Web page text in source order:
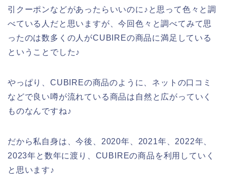
引クーポンなどがあったらいいのに♪と思って色々と調
べている人だと思いますが、今回色々と調べてみて思
ったのは数多くの人がCUBIREの商品に満足している
ということでした♪
やっぱり、CUBIREの商品のように、ネットの口コミ
などで良い噂が流れている商品は自然と広がっていく
ものなんですね♪
だから私自身は、今後、2020年、2021年、2022年、
2023年と数年に渡り、CUBIREの商品を利用していく
と思います♪